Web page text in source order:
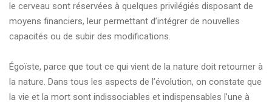
le cerveau sont réservées à quelques privilégiés disposant de
moyens financiers, leur permettant d’intégrer de nouvelles
capacités ou de subir des modifications.
Égoïste, parce que tout ce qui vient de la nature doit retourner à
la nature. Dans tous les aspects de l’évolution, on constate que
la vie et la mort sont indissociables et indispensables l’une à